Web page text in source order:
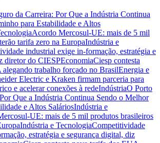
da Carreira: Por Que a Indústria Continua
para Estabilidade e Altos
Acordo Mercosul-UE: mais de 5 mil
tarifa zero na EuropaIndústria e
industrial exige in-formação, estratégia e
diretor do CIESPEconomiaCiesp contesta
trabalho forçado no BrasilEnergia e
Electric e Kraken firmam parceria para
e acelerar conexões à redeIndústriaO Porto
Que a Indústria Continua Sendo o Melhor
e Altos SaláriosIndústria e
UE: mais de 5 mil produtos brasileiros
Indústria e TecnologiaCompetitividade
estratégia e segurança digital, diz